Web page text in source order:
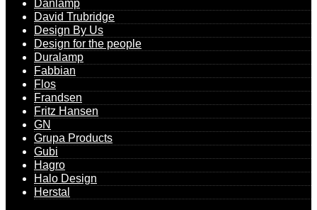
Danlamp
David Trubridge
Design By Us
Design for the people
Duralamp
Fabbian
Flos
Frandsen
Fritz Hansen
GN
Grupa Products
Gubi
Hagro
Halo Design
Herstal